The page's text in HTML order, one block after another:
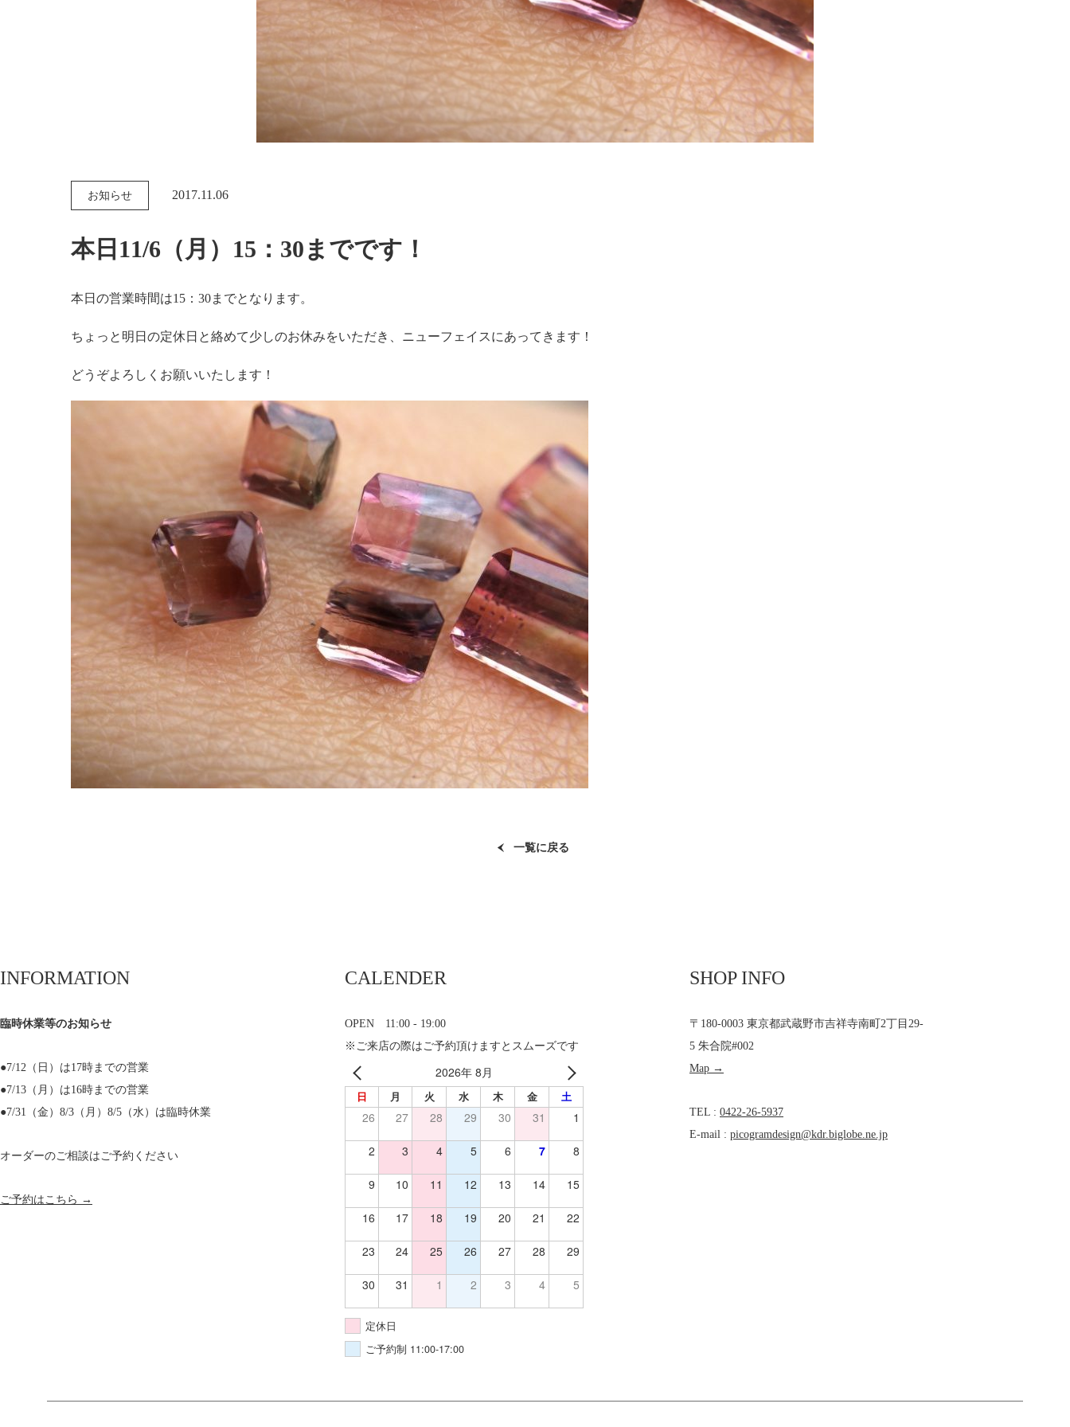
お知らせ 2017.11.06
本日11/6（月）15：30までです！
本日の営業時間は15：30までとなります。
ちょっと明日の定休日と絡めて少しのお休みをいただき、ニューフェイスにあってきます！
どうぞよろしくお願いいたします！
一覧に戻る
INFORMATION
臨時休業等のお知らせ
●7/12（日）は17時までの営業
●7/13（月）は16時までの営業
●7/31（金）8/3（月）8/5（水）は臨時休業
オーダーのご相談はご予約ください
ご予約はこちら →
CALENDER
OPEN 11:00 - 19:00
※ご来店の際はご予約頂けますとスムーズです
2026年 8月
日 月 火 水 木 金 土
26 27 28 29 30 31 1
2 3 4 5 6 7 8
9 10 11 12 13 14 15
16 17 18 19 20 21 22
23 24 25 26 27 28 29
30 31 1 2 3 4 5
定休日
ご予約制 11:00-17:00
SHOP INFO
〒180-0003 東京都武蔵野市吉祥寺南町2丁目29-
5 朱合院#002
Map →
TEL : 0422-26-5937
E-mail : picogramdesign@kdr.biglobe.ne.jp